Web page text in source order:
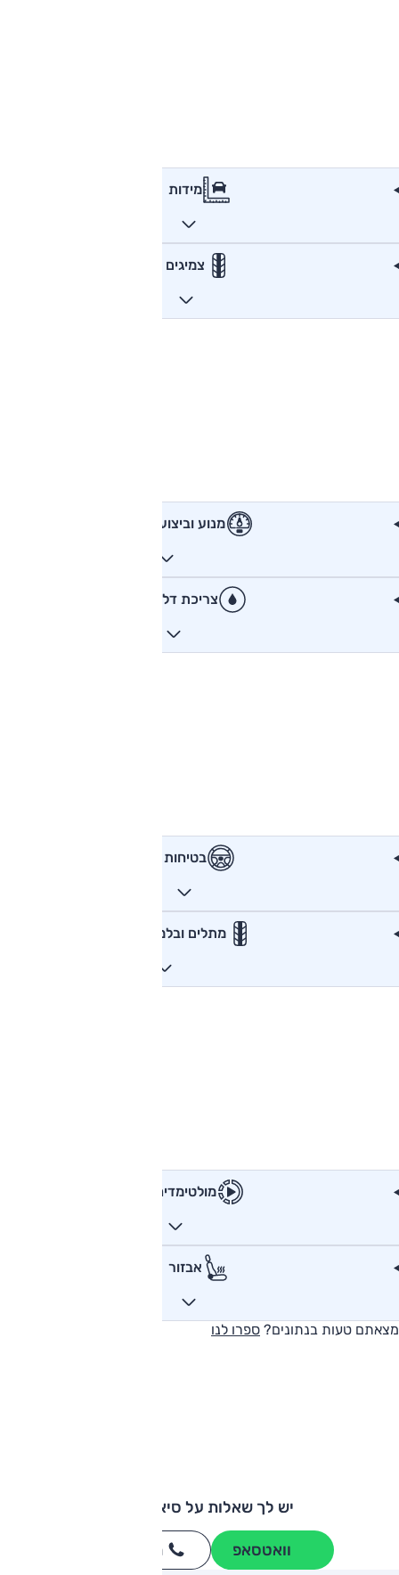
מידות
צמיגים
מנוע וביצועים
צריכת דלק
בטיחות
מתלים ובלמים
מולטימדיה
אבזור
מצאתם טעות בנתונים? ספרו לנו
יש לך שאלות על סיאט לאון?
וואטסאפ חייגו